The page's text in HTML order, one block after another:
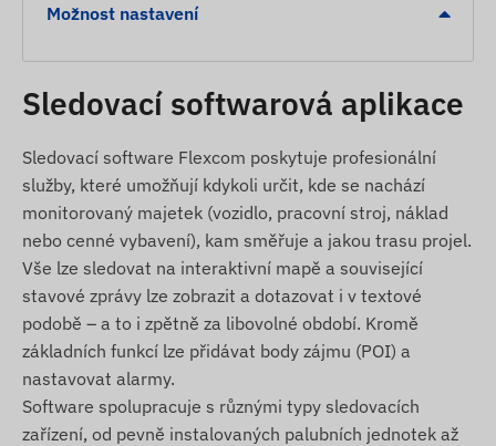
Možnost nastavení
Sledovací softwarová aplikace
Sledovací software Flexcom poskytuje profesionální
služby, které umožňují kdykoli určit, kde se nachází
monitorovaný majetek (vozidlo, pracovní stroj, náklad
nebo cenné vybavení), kam směřuje a jakou trasu projel.
Vše lze sledovat na interaktivní mapě a související
stavové zprávy lze zobrazit a dotazovat i v textové
podobě – a to i zpětně za libovolné období. Kromě
základních funkcí lze přidávat body zájmu (POI) a
nastavovat alarmy.
Software spolupracuje s různými typy sledovacích
zařízení, od pevně instalovaných palubních jednotek až